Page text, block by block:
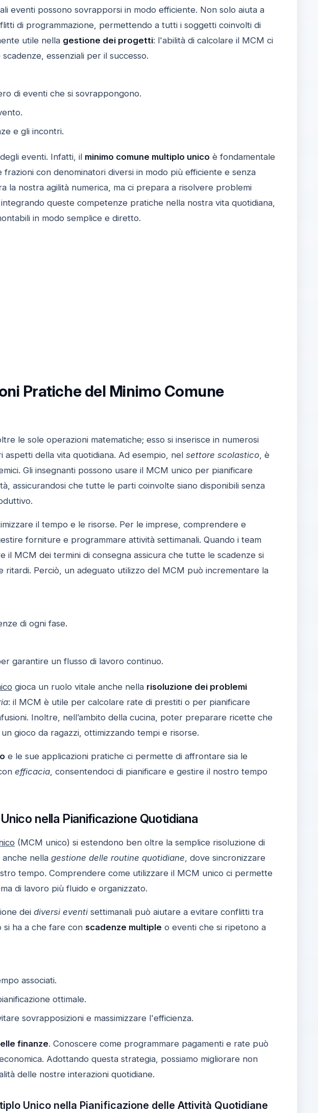
eventi possono sovrapporsi in modo efficiente. Non solo aiuta a
di programmazione, permettendo a tutti i soggetti coinvolti di
utile nella gestione dei progetti: l'abilità di calcolare il MCM ci
essenziali per il successo.
di eventi che si sovrappongono.
e gli incontri.
eventi. Infatti, il minimo comune multiplo unico è fondamentale
con denominatori diversi in modo più efficiente e senza
la nostra agilità numerica, ma ci prepara a risolvere problemi
integrando queste competenze pratiche nella nostra vita quotidiana,
in modo semplice e diretto.
Pratiche del Minimo Comune
le sole operazioni matematiche; esso si inserisce in numerosi
aspetti della vita quotidiana. Ad esempio, nel settore scolastico, è
Gli insegnanti possono usare il MCM unico per pianificare
assicurandosi che tutte le parti coinvolte siano disponibili senza
il tempo e le risorse. Per le imprese, comprendere e
forniture e programmare attività settimanali. Quando i team
MCM dei termini di consegna assicura che tutte le scadenze si
Perciò, un adeguato utilizzo del MCM può incrementare la
di ogni fase.
garantire un flusso di lavoro continuo.
gioca un ruolo vitale anche nella risoluzione dei problemi
: il MCM è utile per calcolare rate di prestiti o per pianificare
Inoltre, nell’ambito della cucina, poter preparare ricette che
gioco da ragazzi, ottimizzando tempi e risorse.
e le sue applicazioni pratiche ci permette di affrontare sia le
efficacia, consentendoci di pianificare e gestire il nostro tempo
nella Pianificazione Quotidiana
(MCM unico) si estendono ben oltre la semplice risoluzione di
nella gestione delle routine quotidiane , dove sincronizzare
tempo. Comprendere come utilizzare il MCM unico ci permette
di lavoro più fluido e organizzato.
dei diversi eventisettimanali può aiutare a evitare conflitti tra
si ha a che fare con scadenze multiple o eventi che si ripetono a
associati.
ottimale.
sovrapposizioni e massimizzare l'efficienza.
finanze. Conoscere come programmare pagamenti e rate può
Adottando questa strategia, possiamo migliorare non
delle nostre interazioni quotidiane.
Unico nella Pianificazione delle Attività Quotidiane